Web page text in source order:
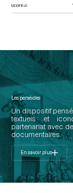
MODIFIÉ LE
Les perséides
Un dispositif
textuels et
partenariat avec
documentaires.
En savoir plus